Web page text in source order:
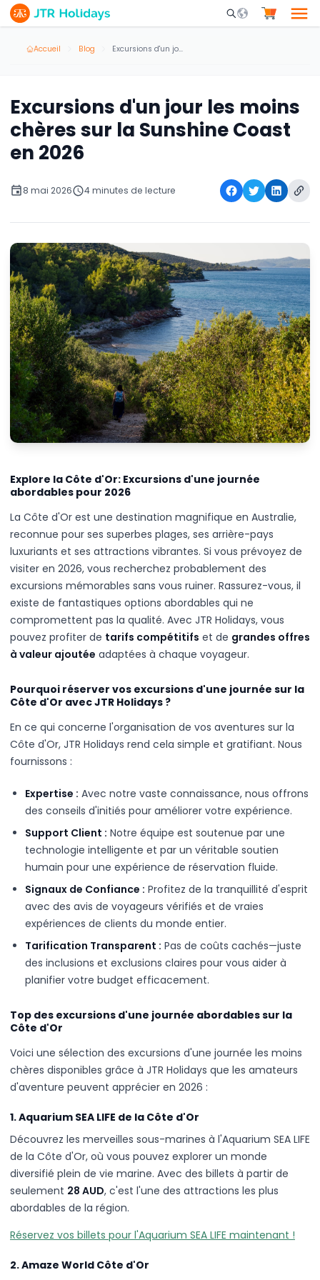
Mobile Search
Accueil Blog Excursions d'un jour les moins chères sur la Sunshine Coast en 2026
Excursions d'un jour les moins
chères sur la Sunshine Coast
en 2026
8 mai 2026 4 minutes de lecture
Explore la Côte d'Or: Excursions d'une journée
abordables pour 2026
La Côte d'Or est une destination magnifique en Australie,
reconnue pour ses superbes plages, ses arrière-pays
luxuriants et ses attractions vibrantes. Si vous prévoyez de
visiter en 2026, vous recherchez probablement des
excursions mémorables sans vous ruiner. Rassurez-vous, il
existe de fantastiques options abordables qui ne
compromettent pas la qualité. Avec JTR Holidays, vous
pouvez profiter de tarifs compétitifs et de grandes offres
à valeur ajoutée adaptées à chaque voyageur.
Pourquoi réserver vos excursions d'une journée sur la
Côte d'Or avec JTR Holidays ?
En ce qui concerne l'organisation de vos aventures sur la
Côte d'Or, JTR Holidays rend cela simple et gratifiant. Nous
fournissons :
Expertise : Avec notre vaste connaissance, nous offrons
des conseils d'initiés pour améliorer votre expérience.
Support Client : Notre équipe est soutenue par une
technologie intelligente et par un véritable soutien
humain pour une expérience de réservation fluide.
Signaux de Confiance : Profitez de la tranquillité d'esprit
avec des avis de voyageurs vérifiés et de vraies
expériences de clients du monde entier.
Tarification Transparent : Pas de coûts cachés—juste
des inclusions et exclusions claires pour vous aider à
planifier votre budget efficacement.
Top des excursions d'une journée abordables sur la
Côte d'Or
Voici une sélection des excursions d'une journée les moins
chères disponibles grâce à JTR Holidays que les amateurs
d'aventure peuvent apprécier en 2026 :
1. Aquarium SEA LIFE de la Côte d'Or
Découvrez les merveilles sous-marines à l'Aquarium SEA LIFE
de la Côte d'Or, où vous pouvez explorer un monde
diversifié plein de vie marine. Avec des billets à partir de
seulement 28 AUD, c'est l'une des attractions les plus
abordables de la région.
Réservez vos billets pour l'Aquarium SEA LIFE maintenant !
2. Amaze World Côte d'Or